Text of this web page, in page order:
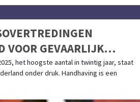
VOOR GEVAARLIJK
het hoogste aantal in twintig jaar, staat
onder druk. Handhaving is een